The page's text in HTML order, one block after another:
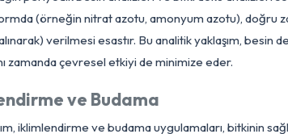
ve genetik materyalin bir bileşeni olarak
potansiyel düzenlemesinde anahtar bir
bakır (Cu) gibi iz elementler, her ne kadar çok
Bor, hücre duvarının sağlamlığı ve çiçek